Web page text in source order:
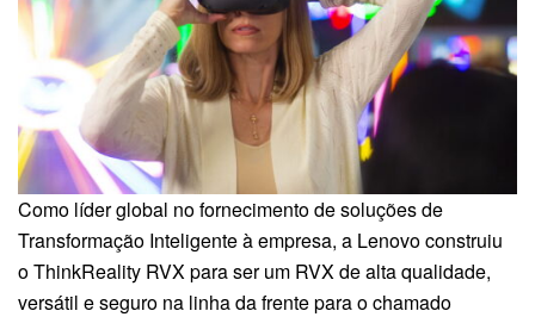
Como líder global no fornecimento de soluções de
Transformação Inteligente à empresa, a Lenovo construiu
o ThinkReality RVX para ser um RVX de alta qualidade,
versátil e seguro na linha da frente para o chamado